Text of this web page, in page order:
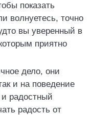
показать
волнуетесь, точно
вы уверенный в
приятно
дело, они
и на поведение
радостный
радость от